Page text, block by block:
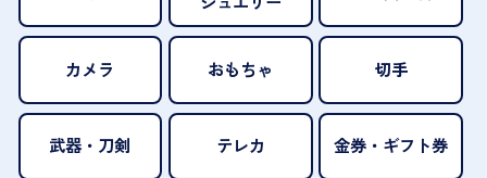
カメラ おもちゃ 切手
武器・刀剣 テレカ 金券・ギフト券